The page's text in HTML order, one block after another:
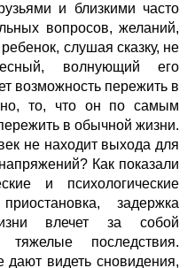
и близкими часто
вопросов, желаний,
слушая сказку, не
волнующий его
возможность пережить в
то, что он по самым
в обычной жизни.
не находит выхода для
Как показали
и психологические
задержка
влечет за собой
последствия.
дают видеть сновидения,